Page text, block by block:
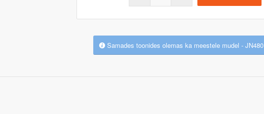
Samades toonides olemas ka meestele mudel - JN480